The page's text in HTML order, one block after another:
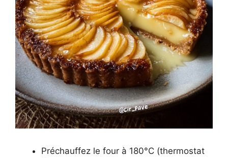
Préchauffez le four à 180°C (thermostat